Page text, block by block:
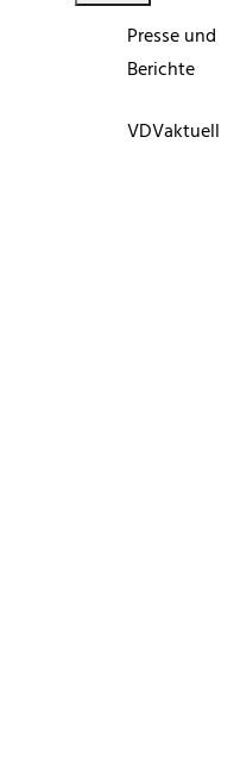
Presse und
Berichte
VDVaktuell